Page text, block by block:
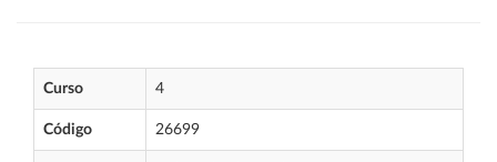
Curso 4
Código 26699